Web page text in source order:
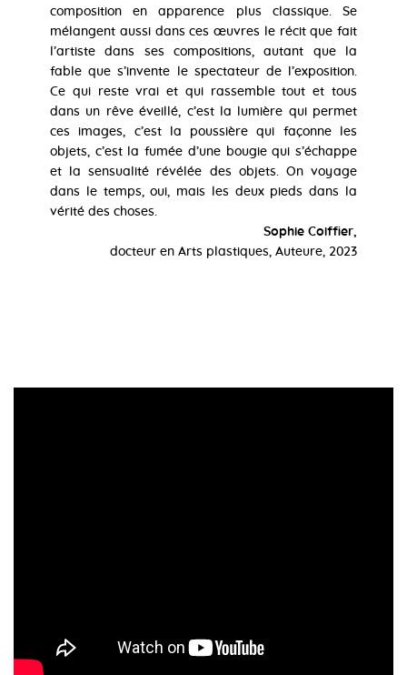
composition en apparence plus classique. Se
mélangent aussi dans ces œuvres le récit que fait
l’artiste dans ses compositions, autant que la
fable que s’invente le spectateur de l’exposition.
Ce qui reste vrai et qui rassemble tout et tous
dans un rêve éveillé, c’est la lumière qui permet
ces images, c’est la poussière qui façonne les
objets, c’est la fumée d’une bougie qui s’échappe
et la sensualité révélée des objets. On voyage
dans le temps, oui, mais les deux pieds dans la
vérité des choses.
Sophie Coiffier,
docteur en Arts plastiques, Auteure, 2023